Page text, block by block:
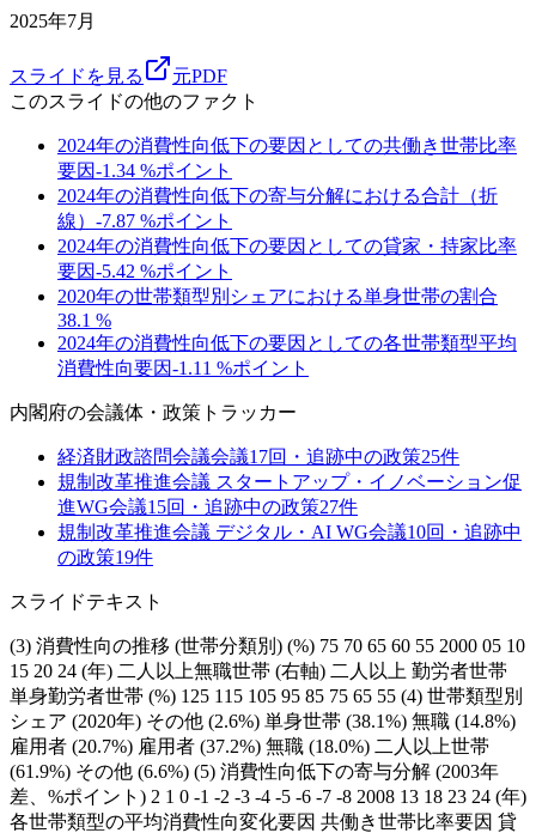
2025年7月
スライドを見る
元PDF
このスライドの他のファクト
2024年の消費性向低下の要因としての共働き世帯比率
要因-1.34 %ポイント
2024年の消費性向低下の寄与分解における合計（折
線） -7.87 %ポイント
2024年の消費性向低下の要因としての貸家・持家比率
要因-5.42 %ポイント
2020年の世帯類型別シェアにおける単身世帯の割合
38.1 %
2024年の消費性向低下の要因としての各世帯類型平均
消費性向要因-1.11 %ポイント
内閣府の会議体・政策トラッカー
経済財政諮問会議会議17回・追跡中の政策25件
規制改革推進会議 スタートアップ・イノベーション促
進WG会議15回・追跡中の政策27件
規制改革推進会議 デジタル・AI WG会議10回・追跡中
の政策19件
スライドテキスト
(3) 消費性向の推移 (世帯分類別) (%) 75 70 65 60 55 2000 05 10
15 20 24 (年) 二人以上無職世帯 (右軸) 二人以上 勤労者世帯
単身勤労者世帯 (%) 125 115 105 95 85 75 65 55 (4) 世帯類型別
シェア (2020年) その他 (2.6%) 単身世帯 (38.1%) 無職 (14.8%)
雇用者 (20.7%) 雇用者 (37.2%) 無職 (18.0%) 二人以上世帯
(61.9%) その他 (6.6%) (5) 消費性向低下の寄与分解 (2003年
差、%ポイント) 2 1 0 -1 -2 -3 -4 -5 -6 -7 -8 2008 13 18 23 24 (年)
各世帯類型の平均消費性向変化要因 共働き世帯比率要因 貸